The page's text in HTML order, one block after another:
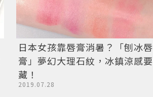
日本女孩靠唇膏消暑？「刨冰唇
膏」夢幻大理石紋，冰鎮涼感
藏！
2019.07.28